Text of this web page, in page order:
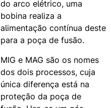
do arco elétrico, uma
bobina realiza a
alimentação contínua deste
para a poça de fusão.
MIG e MAG são os nomes
dos dois processos, cuja
única diferença está na
proteção da poça de